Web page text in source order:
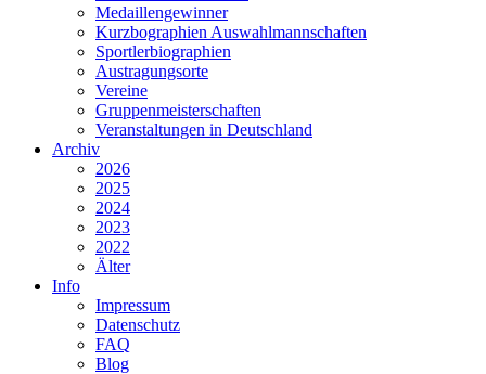
Medaillengewinner
Kurzbographien Auswahlmannschaften
Sportlerbiographien
Austragungsorte
Vereine
Gruppenmeisterschaften
Veranstaltungen in Deutschland
Archiv
2026
2025
2024
2023
2022
Älter
Info
Impressum
Datenschutz
FAQ
Blog